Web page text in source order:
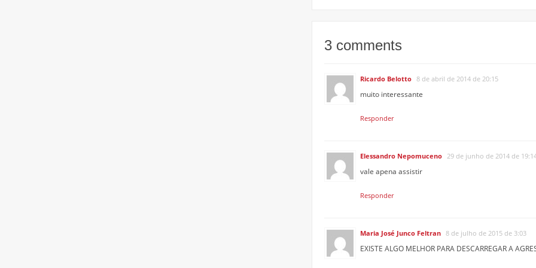
3 comments
Ricardo Belotto 8 de abril de 2014 de 20:15
muito interessante
Responder
Elessandro Nepomuceno 29 de junho de 2014 de
vale apena assistir
Responder
Maria José Junco Feltran 8 de julho de 2015 de 3:03
EXISTE ALGO MELHOR PARA DESCARREGAR A